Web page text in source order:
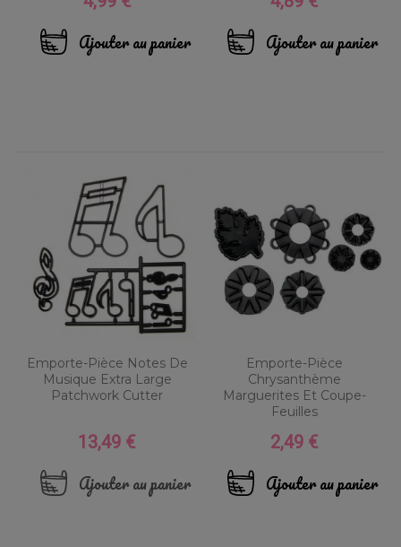
Ajouter au panier Ajouter au panier
Emporte-Pièce Notes De
Musique Extra Large
Patchwork Cutter
Prix
13,49 €
Ajouter au panier
Emporte-Pièce
Chrysanthème
Marguerites Et Coupe-
Feuilles
Prix
2,49 €
Ajouter au panier